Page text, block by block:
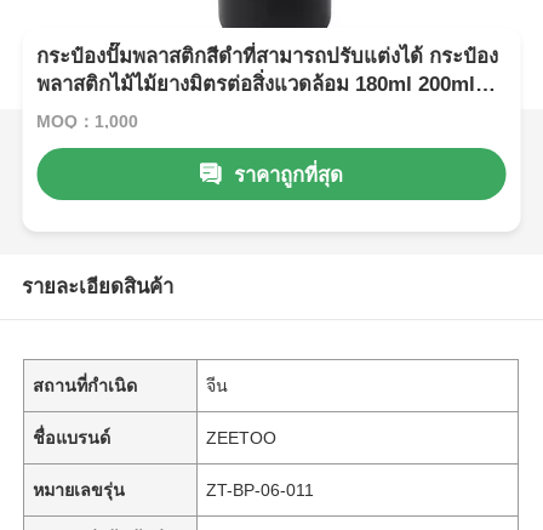
กระป๋องปั๊มพลาสติกสีดําที่สามารถปรับแต่งได้ กระป๋อง
พลาสติกไม้ไม้ยางมิตรต่อสิ่งแวดล้อม 180ml 200ml
250ml 300ml
MOQ：1,000
ราคาถูกที่สุด
รายละเอียดสินค้า
สถานที่กำเนิด จีน
ชื่อแบรนด์ ZEETOO
หมายเลขรุ่น ZT-BP-06-011